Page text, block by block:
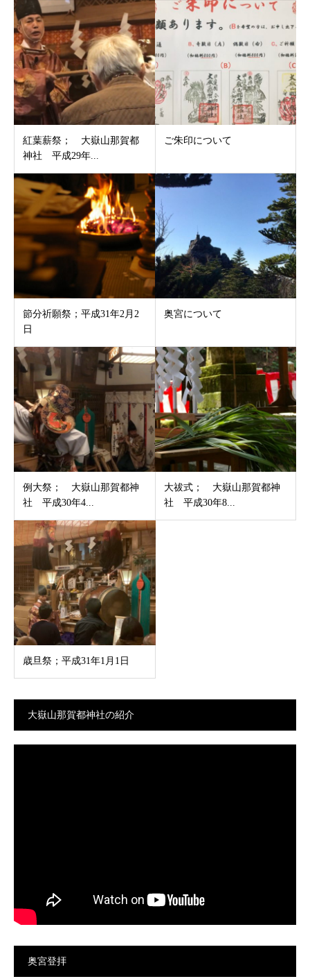
紅葉薪祭； 大嶽山那賀都
神社 平成29年...
ご朱印について
節分祈願祭；平成31年2月2
日
奥宮について
例大祭； 大嶽山那賀都神
社 平成30年4...
大祓式； 大嶽山那賀都神
社 平成30年8...
歳旦祭；平成31年1月1日
大嶽山那賀都神社の紹介
奥宮登拝